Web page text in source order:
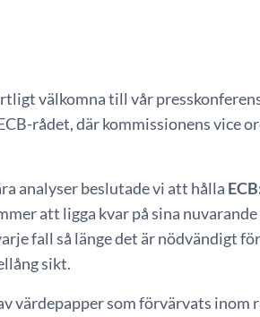
välkomna till vår
rådet, där kommissionens vice
analyser beslutade vi att hålla
att ligga kvar på sina
fall så länge det är nödvändigt
sikt.
som förvärvats inom